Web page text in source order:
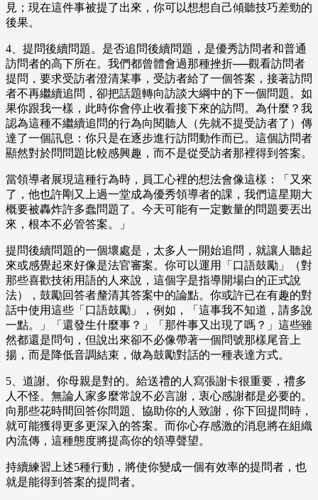
見；現在這件事被提了出來，你可以想想自己傾聽技巧差勁的
後果。
4、提問後續問題。是否追問後續問題，是優秀訪問者和普通
訪問者的高下所在。我們都曾體會過那種挫折──觀看訪問者
提問，要求受訪者澄清某事，受訪者給了一個答案，接著訪問
者不再繼續追問，卻把話題轉向訪談大綱中的下一個問題。如
果你跟我一樣，此時你會停止收看接下來的訪問。為什麼？我
認為這種不繼續追問的行為向閱聽人（先就不提受訪者了）傳
達了一個訊息：你只是在逐步進行訪問動作而已。這個訪問者
顯然對於問問題比較感興趣，而不是從受訪者那裡得到答案。
當領導者展現這種行為時，員工心裡的想法會像這樣：「又來
了，他也許剛又上過一堂成為優秀領導者的課，我們這星期大
概要被轟炸許多蠢問題了。今天可能有一定數量的問題要丟出
來，根本不必管答案。」
提問後續問題的一個壞處是，太多人一開始追問，就讓人聽起
來或感覺起來好像是法官審案。你可以運用「口語鼓勵」（對
那些喜歡技術用語的人來說，這個字是指導開場白的正式說
法），鼓勵回答者釐清其答案中的論點。你或許已在有趣的對
話中使用這些「口語鼓勵」，例如，「這事我不知道，請多說
一點。」「還發生什麼事？」「那件事又出現了嗎？」這些雖
然都還是問句，但說出來卻不必像帶著一個問號那樣尾音上
揚，而是降低音調結束，做為鼓勵對話的一種表達方式。
5、道謝。你母親是對的。給送禮的人寫張謝卡很重要，禮多
人不怪。無論人家多麼常說不必言謝，衷心感謝都是必要的。
向那些花時間回答你問題、協助你的人致謝，你下回提問時，
就可能獲得更多更深入的答案。而你心存感激的消息將在組織
內流傳，這種態度將提高你的領導聲望。
持續練習上述5種行動，將使你變成一個有效率的提問者，也
就是能得到答案的提問者。